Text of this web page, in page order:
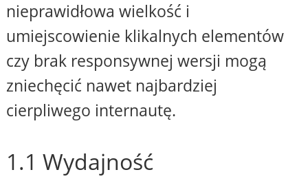
nieprawidłowa wielkość i
umiejscowienie klikalnych elementów
czy brak responsywnej wersji mogą
zniechęcić nawet najbardziej
cierpliwego internautę.
1.1 Wydajność